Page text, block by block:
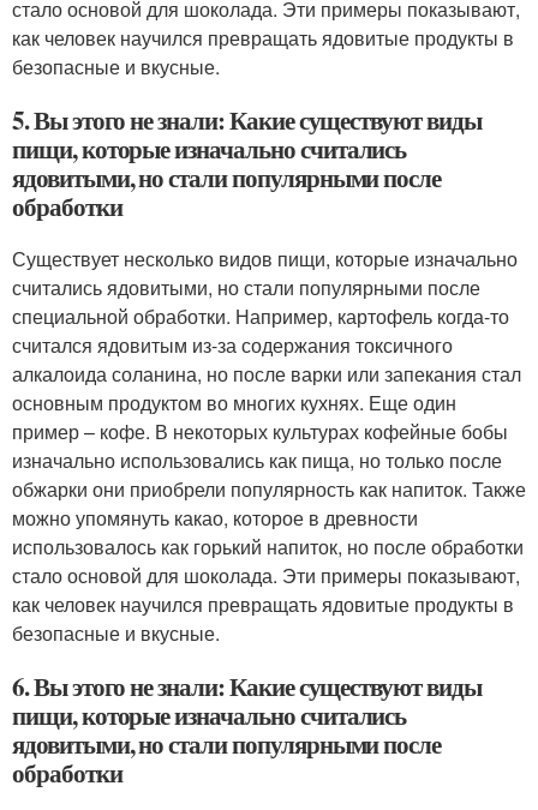
стало основой для шоколада. Эти примеры показывают,
как человек научился превращать ядовитые продукты в
безопасные и вкусные.
5. Вы этого не знали: Какие существуют виды
пищи, которые изначально считались
ядовитыми, но стали популярными после
обработки
Существует несколько видов пищи, которые изначально
считались ядовитыми, но стали популярными после
специальной обработки. Например, картофель когда-то
считался ядовитым из-за содержания токсичного
алкалоида соланина, но после варки или запекания стал
основным продуктом во многих кухнях. Еще один
пример – кофе. В некоторых культурах кофейные бобы
изначально использовались как пища, но только после
обжарки они приобрели популярность как напиток. Также
можно упомянуть какао, которое в древности
использовалось как горький напиток, но после обработки
стало основой для шоколада. Эти примеры показывают,
как человек научился превращать ядовитые продукты в
безопасные и вкусные.
6. Вы этого не знали: Какие существуют виды
пищи, которые изначально считались
ядовитыми, но стали популярными после
обработки